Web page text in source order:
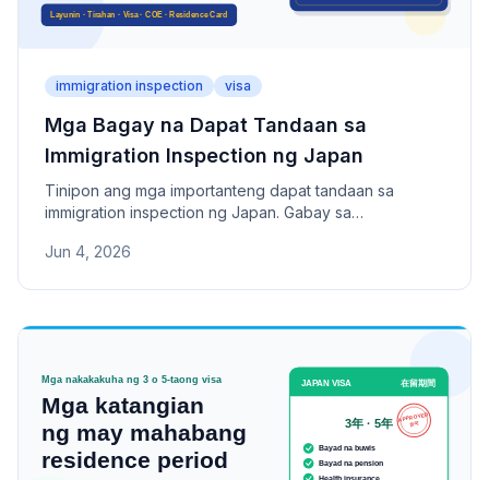
immigration inspection visa
Mga Bagay na Dapat Tandaan sa
Immigration Inspection ng Japan
Tinipon ang mga importanteng dapat tandaan sa
immigration inspection ng Japan. Gabay sa
ng impormasyon ng tirahan, pagdadala ng COE, at
Jun 4, 2026